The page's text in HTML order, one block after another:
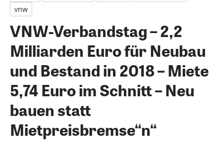
vnw
VNW-Verbandstag – 2,2
Milliarden Euro für Neubau
und Bestand in 2018 – Miete
5,74 Euro im Schnitt – Neu
bauen statt
Mietpreisbremse“n“